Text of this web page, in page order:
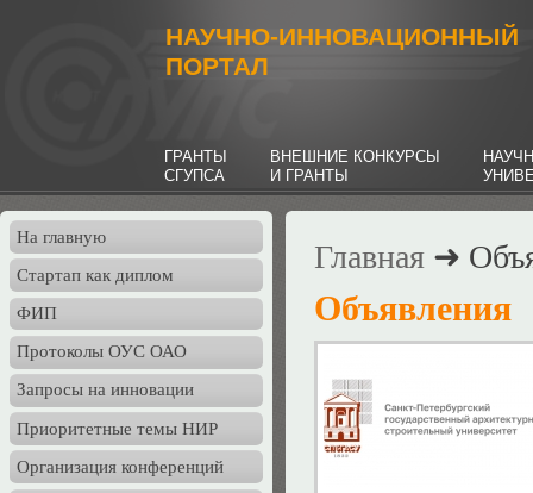
НАУЧНО-ИННОВАЦИОННЫЙ
ПОРТАЛ
ГРАНТЫ
СГУПСА
ВНЕШНИЕ КОНКУРСЫ
И ГРАНТЫ
На главную
Стартап как диплом
ФИП
Протоколы ОУС ОАО
Запросы на инновации
Приоритетные темы НИР
Организация конференций
Главная ➜
Объявления